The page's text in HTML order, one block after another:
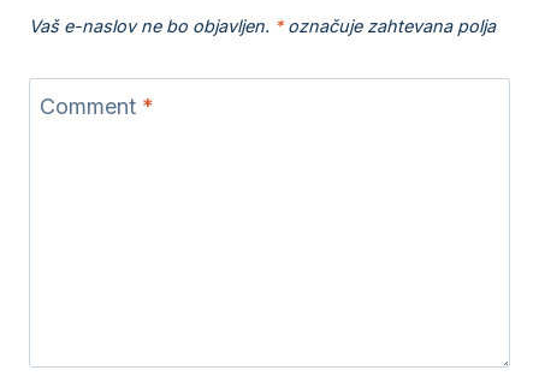
Vaš e-naslov ne bo objavljen. *označuje zahtevana polja
Comment *